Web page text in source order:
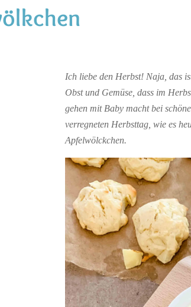
Ich liebe den Herbst! Naja, das
Obst und Gemüse, dass im
gehen mit Baby macht bei
verregneten Herbsttag, wie es
Apfelwölckchen.